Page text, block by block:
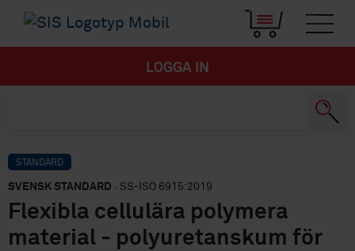
LOGGA IN
STANDARD
SVENSK STANDARD · SS-ISO 6915:2019
Flexibla cellulära polymera
material - polyuretanskum för